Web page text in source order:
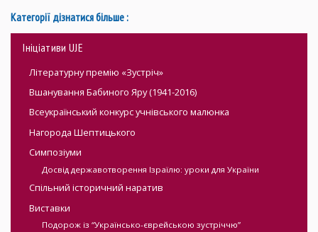
Категорії дізнатися більше :
Iніціативи UJE
Літературну премію «Зустріч»
Вшанування Бабиного Яру (1941-2016)
Всеукраїнський конкурс учнівського малюнка
Нагорода Шептицького
Симпозіуми
Досвід державотворення Ізраїлю: уроки для України
Спільний історичний наратив
Виставки
Подорож із “Українсько-єврейською зустріччю”